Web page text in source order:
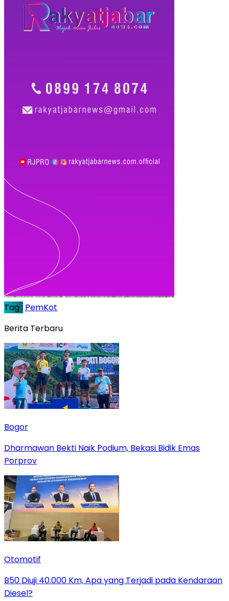
Tag : PemKot
Berita Terbaru
Bogor
Dharmawan Bekti Naik Podium, Bekasi Bidik Emas
Porprov
Otomotif
B50 Diuji 40.000 Km, Apa yang Terjadi pada Kendaraan
Diesel?